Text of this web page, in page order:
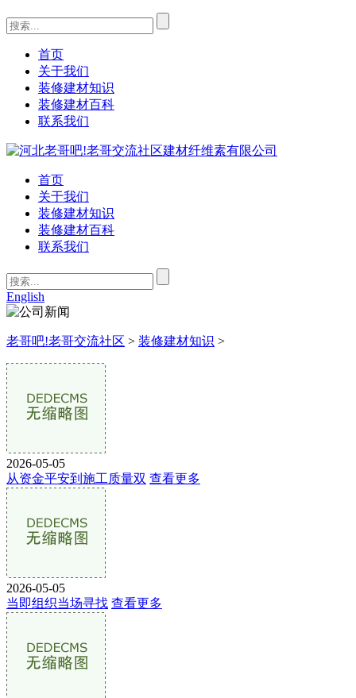
首页
关于我们
装修建材知识
装修建材百科
联系我们
首页
关于我们
装修建材知识
装修建材百科
联系我们
English
老哥吧!老哥交流社区 > 装修建材知识 >
2026-05-05
从资金平安到施工质量双 查看更多
2026-05-05
当即组织当场寻找 查看更多